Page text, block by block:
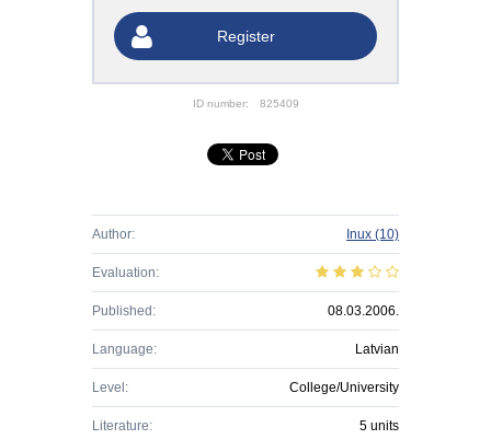
Register
ID number: 825409
Author: Inux (10)
Evaluation:
Published: 08.03.2006.
Language: Latvian
Level: College/University
Literature: 5 units